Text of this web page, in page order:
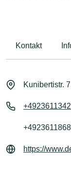
Kontakt
Kunibertistr.
https://